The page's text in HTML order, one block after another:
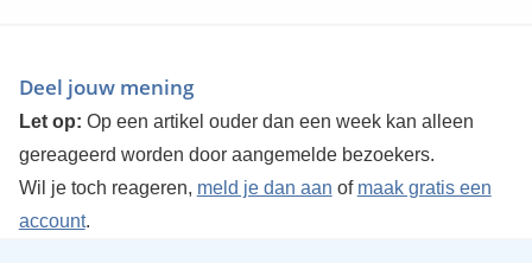
Deel jouw mening
Let op: Op een artikel ouder dan een week kan alleen
gereageerd worden door aangemelde bezoekers.
Wil je toch reageren, meld je dan aan of maak gratis een
account.